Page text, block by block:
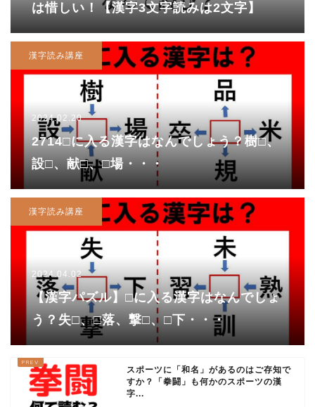
は惜しい！【漢字3文字読みは2文字】
漢字読み講座
2024.02.20
2714□に入る漢字はなんでしょう？樹□、
設□、献□、□場・・・
漢字読み講座
2024.04.02
【漢字パズル】□に入る漢字はなんでしょ
う？失□、□落、撃□、□下・・・
スポーツに「和名」があるのはご存知で
すか？「拳闘」も何かのスポーツの漢
字...